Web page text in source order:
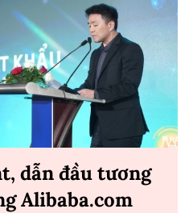
dẫn đầu tương
Alibaba.com